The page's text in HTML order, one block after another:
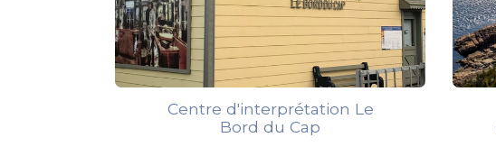
Centre d'interprétation Le
Bord du Cap